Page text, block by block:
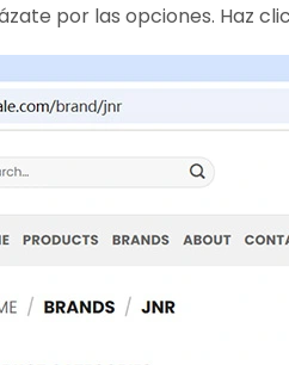
por las opciones. Haz